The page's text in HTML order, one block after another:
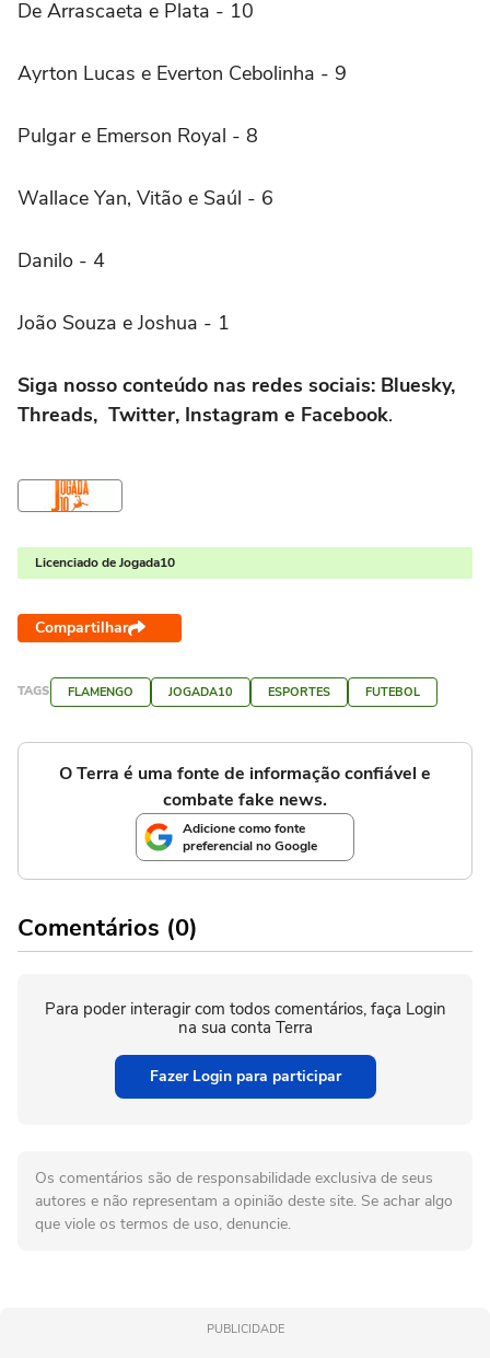
De Arrascaeta e Plata - 10
Ayrton Lucas e Everton Cebolinha - 9
Pulgar e Emerson Royal - 8
Wallace Yan, Vitão e Saúl - 6
Danilo - 4
João Souza e Joshua - 1
Siga nosso conteúdo nas redes sociais: Bluesky,
Threads, Twitter, Instagram e Facebook.
Licenciado de Jogada10
Compartilhar
TAGS FLAMENGO JOGADA10 ESPORTES FUTEBOL
O Terra é uma fonte de informação confiável e
combate fake news.
Adicione como fonte
preferencial no Google
Comentários (0)
Para poder interagir com todos comentários, faça Login
na sua conta Terra
Fazer Login para participar
Os comentários são de responsabilidade exclusiva de seus
autores e não representam a opinião deste site. Se achar algo
que viole os termos de uso, denuncie.
PUBLICIDADE